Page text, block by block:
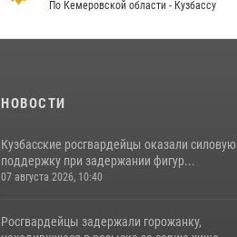
По Кемеровской области - Кузбассу
НОВОСТИ
Кузбасские росгвардейцы оказали силовую
поддержку при задержании фигур...
07 августа 2026, 10:40
Росгвардейцы задержали горожанку,